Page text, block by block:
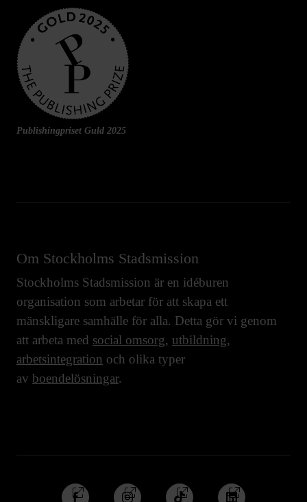
Publishingpriset Guld 2025
Om Stockholms Stadsmission
Stockholms Stadsmission är en idéburen
organisation som arbetar för att skapa ett
mänskligare samhälle för alla. Detta gör vi genom
att arbeta med social omsorg, utbildning,
arbetsintegration och olika typer
av boendelösningar.
Följ Följ Följ Följ